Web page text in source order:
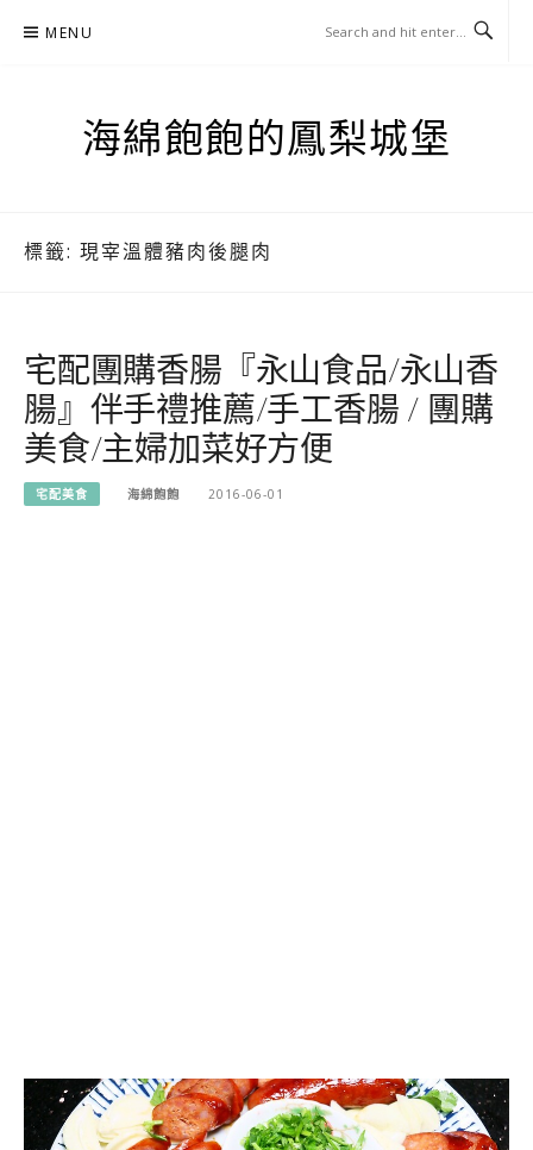
MENU
海綿飽飽的鳳梨城堡
標籤: 現宰溫體豬肉後腿肉
宅配團購香腸『永山食品/永山香
腸』伴手禮推薦/手工香腸 / 團購
美食/主婦加菜好方便
宅配美食 海綿飽飽 2016-06-01